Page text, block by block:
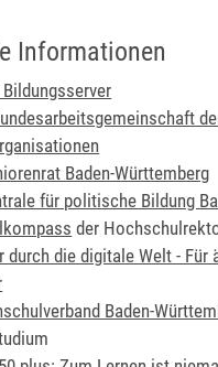
Informationen
Baden-Württemberg
für politische Bildung
der
durch die digitale Welt - Für
Baden-